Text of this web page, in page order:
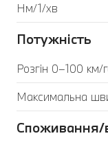
Нм/1/хв
Потужність
Розгін 0–100 км/
Максимальна
Споживання/